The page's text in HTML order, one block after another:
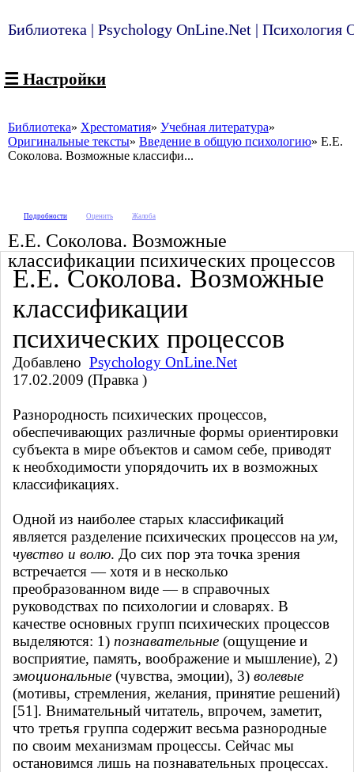
Библиотека | Psychology OnLine.Net | Психология
☰ Настройки
Библиотека Хрестоматия
Учебная литература
Оригинальные тексты
Введение в общую психологию
Е.Е.
Соколова. Возможные классифи...
Подробности Оценить Жалоба
Е.Е. Соколова. Возможные
классификации психических процессов
Е.Е. Соколова. Возможные
классификации
психических процессов
Добавлено Psychology OnLine.Net
17.02.2009 (Правка )
Разнородность психических процессов,
обеспечивающих различные формы ориентировки
субъекта в мире объектов и самом себе, приводят
к необходимости упорядочить их в возможных
классификациях.
Одной из наиболее старых классификаций
является разделение психических процессов на ум,
чувство и волю. До сих пор эта точка зрения
встречается — хотя и в несколько
преобразованном виде — в справочных
руководствах по психологии и словарях. В
качестве основных групп психических процессов
выделяются: 1) познавательные (ощущение и
восприятие, память, воображение и мышление), 2)
эмоциональные (чувства, эмоции), 3) волевые
(мотивы, стремления, желания, принятие решений)
[51]. Внимательный читатель, впрочем, заметит,
что третья группа содержит весьма разнородные
по своим механизмам процессы. Сейчас мы
остановимся лишь на познавательных процессах.